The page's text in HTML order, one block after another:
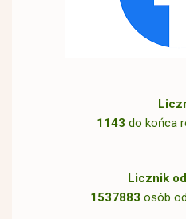
1143 do końca
Licznik
1537883 osób